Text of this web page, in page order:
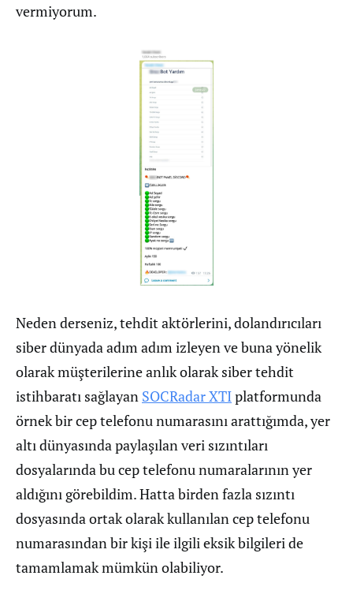
vermiyorum.
Neden derseniz, tehdit aktörlerini, dolandırıcıları
siber dünyada adım adım izleyen ve buna yönelik
olarak müşterilerine anlık olarak siber tehdit
istihbaratı sağlayan SOCRadar XTIplatformunda
örnek bir cep telefonu numarasını arattığımda, yer
altı dünyasında paylaşılan veri sızıntıları
dosyalarında bu cep telefonu numaralarının yer
aldığını görebildim. Hatta birden fazla sızıntı
dosyasında ortak olarak kullanılan cep telefonu
numarasından bir kişi ile ilgili eksik bilgileri de
tamamlamak mümkün olabiliyor.